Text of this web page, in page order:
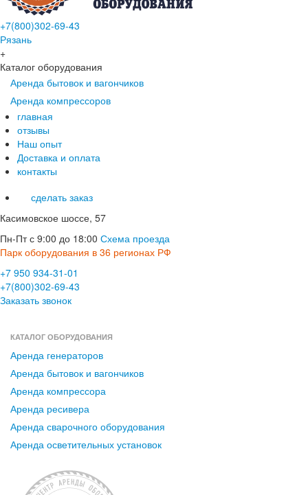
+7(800)302-69-43
Рязань
+
Каталог оборудования
Аренда бытовок и вагончиков
Аренда компрессоров
главная
отзывы
Наш опыт
Доставка и оплата
контакты
сделать заказ
Касимовское шоссе, 57
Пн-Пт с 9:00 до 18:00 Схема проезда
Парк оборудования в 36 регионах РФ
+7 950 934-31-01
+7(800)302-69-43
Заказать звонок
КАТАЛОГ ОБОРУДОВАНИЯ
Аренда генераторов
Аренда бытовок и вагончиков
Аренда компрессора
Аренда ресивера
Аренда сварочного оборудования
Аренда осветительных установок